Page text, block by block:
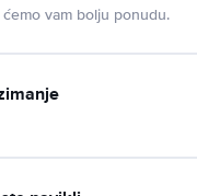
vam bolju ponudu.